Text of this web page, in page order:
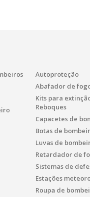
Autoproteção
Abafador de
Kits para
Reboques
Capacetes de
Botas de
Luvas de
Retardador de
Sistemas de
Estações
Roupa de